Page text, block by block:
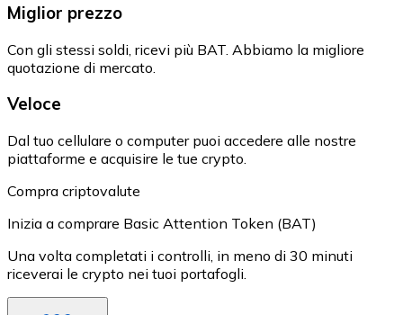
Miglior prezzo
Con gli stessi soldi, ricevi più BAT. Abbiamo la migliore
quotazione di mercato.
Veloce
Dal tuo cellulare o computer puoi accedere alle nostre
piattaforme e acquisire le tue crypto.
Compra criptovalute
Inizia a comprare Basic Attention Token (BAT)
Una volta completati i controlli, in meno di 30 minuti
riceverai le crypto nei tuoi portafogli.